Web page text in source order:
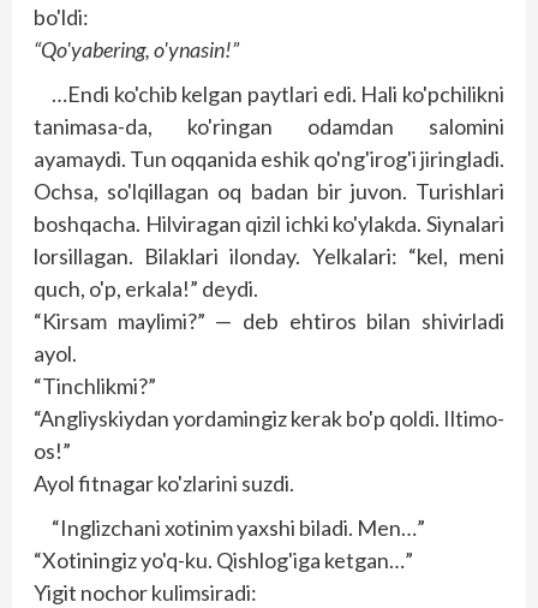
bo'ldi:
“Qo'yabering, o'ynasin!”
…Endi ko'chib kelgan paytlari edi. Hali ko'pchilikni
tanimasa-da, ko'ringan odamdan salomini
ayamaydi. Tun oqqanida eshik qo'ng'irog'i jiringladi.
Ochsa, so'lqillagan oq badan bir juvon. Turishlari
boshqacha. Hilviragan qizil ichki ko'ylakda. Siynalari
lorsillagan. Bilaklari ilonday. Yelkalari: “kel, meni
quch, o'p, erkala!” deydi.
“Kirsam maylimi?” — deb ehtiros bilan shivirladi
ayol.
“Tinchlikmi?”
“Angliyskiydan yordamingiz kerak bo'p qoldi. Iltimo-
os!”
Ayol fitnagar ko'zlarini suzdi.
“Inglizchani xotinim yaxshi biladi. Men…”
“Xotiningiz yo'q-ku. Qishlog'iga ketgan…”
Yigit nochor kulimsiradi: